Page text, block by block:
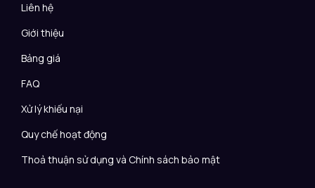
Liên hệ
Giới thiệu
Bảng giá
FAQ
Xử lý khiếu nại
Quy chế hoạt động
Thoả thuận sử dụng và Chính sách bảo mật